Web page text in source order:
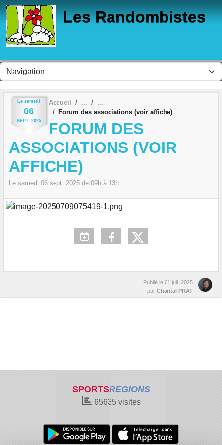
Les Randombistes
Le samedi
06
SEPT. 2025
Accueil
Forum des associations (voir affiche)
FORUM DES
ASSOCIATIONS (VOIR
AFFICHE)
Le samedi 06 sept. 2025 de 09h à 13h
Publié le 01 juil. 2025
par Chantal PRAT
SPORTSREGIONS
65635visites
Panneau de gestion des cookies